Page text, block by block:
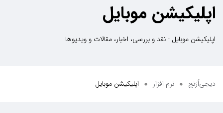
اپلیکیشن موبایل
اپلیکیشن موبایل - نقد و بررسی، اخبار، مقالات و ویدیوها
دیجی‌اُرَنج نرم افزار اپلیکیشن موبایل